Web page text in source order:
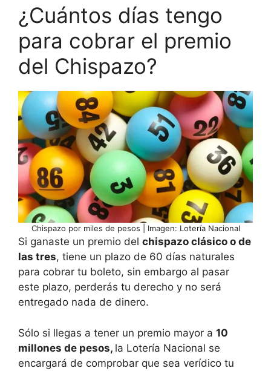
¿Cuántos días tengo
para cobrar el premio
del Chispazo?
Chispazo por miles de pesos | Imagen: Lotería Nacional
Si ganaste un premio del chispazo clásico o de
las tres, tiene un plazo de 60 días naturales
para cobrar tu boleto, sin embargo al pasar
este plazo, perderás tu derecho y no será
entregado nada de dinero.
Sólo si llegas a tener un premio mayor a 10
millones de pesos, la Lotería Nacional se
encargará de comprobar que sea verídico tu